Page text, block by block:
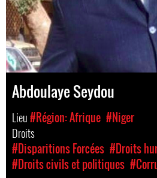
Abdoulaye Seydou
Lieu#Région: Afrique #Niger
Droits
#Disparitions Forcées #Droits
#Droits civils et politiques